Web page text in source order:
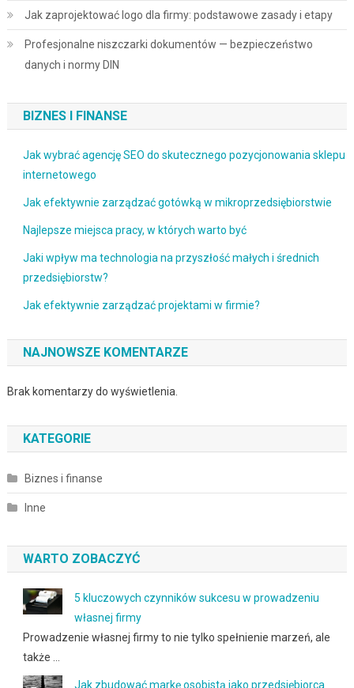
Jak zaprojektować logo dla firmy: podstawowe zasady i etapy
Profesjonalne niszczarki dokumentów — bezpieczeństwo
danych i normy DIN
BIZNES I FINANSE
Jak wybrać agencję SEO do skutecznego pozycjonowania sklepu
internetowego
Jak efektywnie zarządzać gotówką w mikroprzedsiębiorstwie
Najlepsze miejsca pracy, w których warto być
Jaki wpływ ma technologia na przyszłość małych i średnich
przedsiębiorstw?
Jak efektywnie zarządzać projektami w firmie?
NAJNOWSZE KOMENTARZE
Brak komentarzy do wyświetlenia.
KATEGORIE
Biznes i finanse
Inne
WARTO ZOBACZYĆ
5 kluczowych czynników sukcesu w prowadzeniu
własnej firmy
Prowadzenie własnej firmy to nie tylko spełnienie marzeń, ale
także …
Jak zbudować markę osobistą jako przedsiębiorca